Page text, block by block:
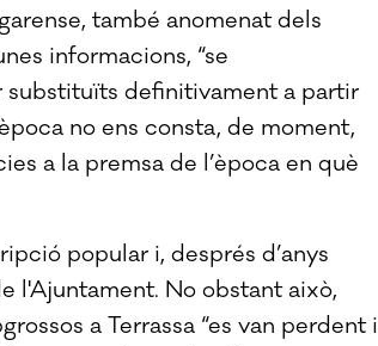
també anomenat dels
informacions, “se
substituïts definitivament a partir
no ens consta, de moment,
a la premsa de l’època en què
popular i, després d’anys
l'Ajuntament. No obstant això,
a Terrassa “es van perdent i